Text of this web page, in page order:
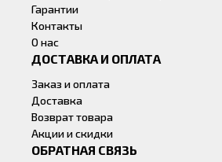
Гарантии
Контакты
О нас
ДОСТАВКА И ОПЛАТА
Заказ и оплата
Доставка
Возврат товара
Акции и скидки
ОБРАТНАЯ СВЯЗЬ